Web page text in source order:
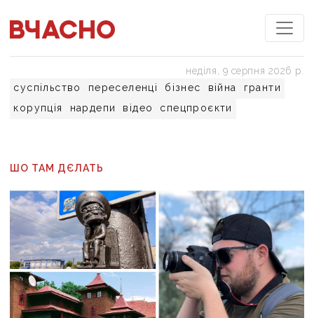
суспільство переселенці бізнес війна
гранти
корупція
нардепи відео спецпроєкти
неділя, 9 серпня 2026 р.
ШО ТАМ ДЄЛАТЬ